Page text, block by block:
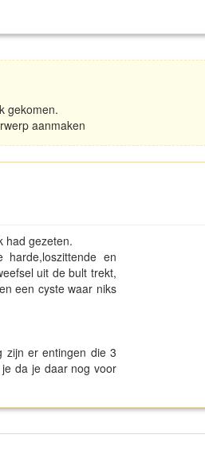
gekomen.
aanmaken
had gezeten.
en
uit de bult trekt,
een cyste waar niks
zijn er entingen die 3
da je daar nog voor